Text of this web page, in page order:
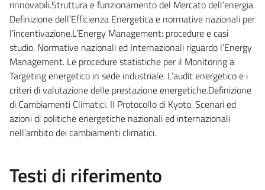
rinnovabili.Struttura e funzionamento del Mercato dell’energia.
Definizione dell’Efficienza Energetica e normative nazionali per
l’incentivazione.L’Energy Management: procedure e casi
studio. Normative nazionali ed Internazionali riguardo l’Energy
Management. Le procedure statistiche per il Monitoring a
Targeting energetico in sede industriale. L’audit energetico e i
criteri di valutazione delle prestazione energetiche.Definizione
di Cambiamenti Climatici. Il Protocollo di Kyoto. Scenari ed
azioni di politiche energetiche nazionali ed internazionali
nell’ambito dei cambiamenti climatici.
Testi di riferimento